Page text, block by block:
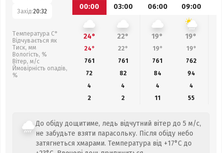
Захід:20:32
Температура С°
Відчувається як
Тиск, мм
Вологість, %
Вітер, м/с
Ймовірність опадів,
%
00:00
03:00 06:00 09:00
24° 22° 19° 19°
24° 22° 19° 19°
761
761 761 762
72
82 84 94
4
4 4
4
2
2 11 55
До обіду дощитиме, ледь відчутний вітер до 5 м/с,
не забудьте взяти парасольку. Після обіду небо
затягнеться хмарами. Температура від +17°C до